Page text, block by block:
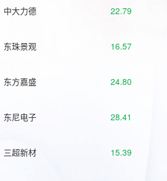
中大力德 22.79
东珠景观 16.57
东方嘉盛 24.80
东尼电子 28.41
三超新材 15.39